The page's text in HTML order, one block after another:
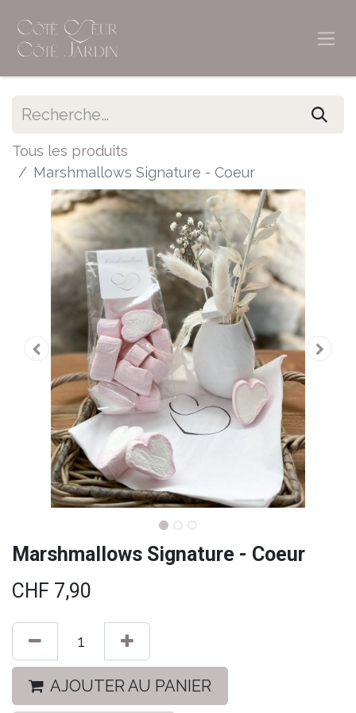
Tous les produits
Marshmallows Signature - Coeur
Marshmallows Signature - Coeur
CHF 7,90
AJOUTER AU PANIER